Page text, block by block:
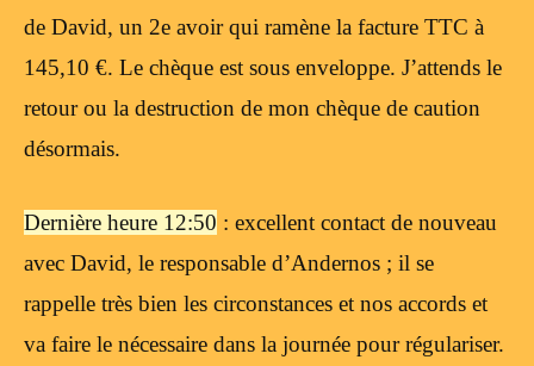
de David, un 2e avoir qui ramène la facture TTC à
145,10 €. Le chèque est sous enveloppe. J’attends le
retour ou la destruction de mon chèque de caution
désormais.
Dernière heure 12:50 : excellent contact de nouveau
avec David, le responsable d’Andernos ; il se
rappelle très bien les circonstances et nos accords et
va faire le nécessaire dans la journée pour régulariser.